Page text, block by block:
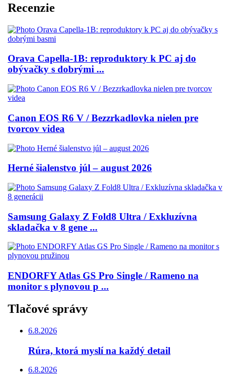
Recenzie
Orava Capella-1B: reproduktory k PC aj do
obývačky s dobrými ...
Canon EOS R6 V / Bezzrkadlovka nielen pre
tvorcov videa
Herné šialenstvo júl – august 2026
Samsung Galaxy Z Fold8 Ultra / Exkluzívna
skladačka v 8 gene ...
ENDORFY Atlas GS Pro Single / Rameno na
monitor s plynovou p ...
Tlačové správy
6.8.2026
Rúra, ktorá myslí na každý detail
6.8.2026